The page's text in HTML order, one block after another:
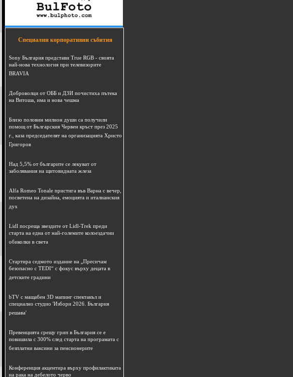
Специални корпоративни събития
Sony България представи True RGB - своята
най-нова технология при телевизорите
BRAVIA
Доброволци от ОББ и ДЗИ почистиха пътека
на Витоша, има и нова чешма
Близо половин милион души са получили
помощ от Българския Червен кръст през 2025
г., каза председателят на организацията Христо
Григоров
Над 5,5% от българите се лекуват от
заболявания на щитовидната жлеза
Alfa Romeo Tonale пристига във Варна с вечер,
посветена на дизайна, емоцията и италианския
дух
Lidl посреща звездите от Lidl-Trek преди
старта на една от най-големите колоездачни
обиколки в света
Стартира седмото издание на „Пресичам
безопасно с TEDI“ с фокус върху децата в
детските градини
bTV с мащабен 3D мапинг спектакъл и
специално студио 'Избори 2026. България
решава'
Превенцията срещу грип в България се е
повишила с 300% след старта на програмата с
безплатни ваксини за пенсионерите
Конференция акцентира върху профилактиката